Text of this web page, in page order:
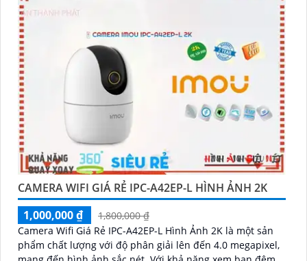
CAMERA WIFI GIÁ RẺ IPC-A42EP-L HÌNH ẢNH 2K
1,000,000 ₫
1,800,000 ₫
Camera Wifi Giá Rẻ IPC-A42EP-L Hình Ảnh 2K là một sản
phẩm chất lượng với độ phân giải lên đến 4.0 megapixel,